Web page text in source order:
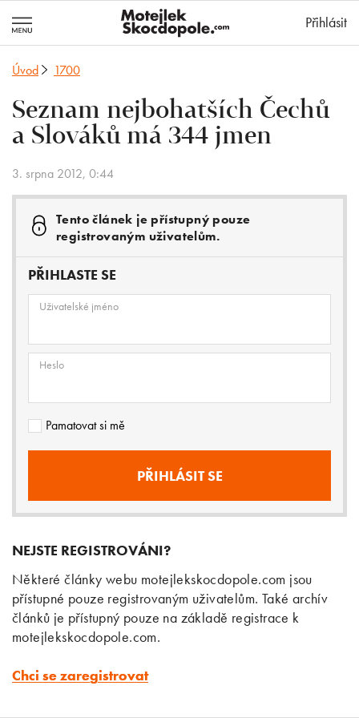
Přihlásit
Úvod 1700
Seznam nejbohatších Čechů
a Slováků má 344 jmen
3. srpna 2012, 0:44
Tento článek je přístupný pouze
registrovaným uživatelům.
PŘIHLASTE SE
Uživatelské jméno
Heslo
Pamatovat si mě
NEJSTE REGISTROVÁNI?
Některé články webu motejlekskocdopole.com jsou
přístupné pouze registrovaným uživatelům. Také archív
článků je přístupný pouze na základě registrace k
motejlekskocdopole.com.
Chci se zaregistrovat